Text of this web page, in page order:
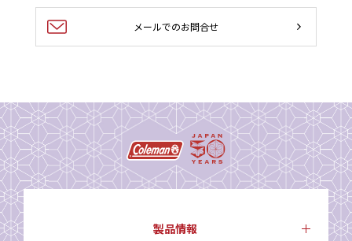
メールでのお問合せ
製品情報